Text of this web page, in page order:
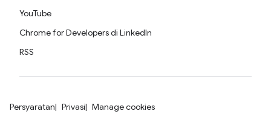
YouTube
Chrome for Developers di LinkedIn
RSS
Persyaratan Privasi Manage cookies